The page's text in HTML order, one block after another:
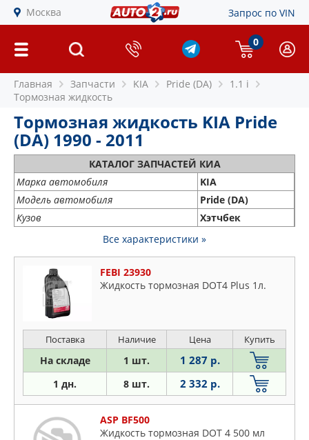
Москва Запрос по VIN
0
Главная Запчасти KIA Pride (DA)
1.1 i
Тормозная жидкость
Тормозная жидкость KIA Pride
(DA) 1990 - 2011
КАТАЛОГ ЗАПЧАСТЕЙ КИА
Марка автомобиля
KIA
Модель автомобиля
Pride (DA)
Кузов
Хэтчбек
Все характеристики »
FEBI 23930
Жидкость тормозная DOT4 Plus 1л.
Поставка Наличие Цена Купить
На складе 1 шт. 1 287 р.
1 дн. 8 шт. 2 332 р.
ASP BF500
Жидкость тормозная DOT 4 500 мл